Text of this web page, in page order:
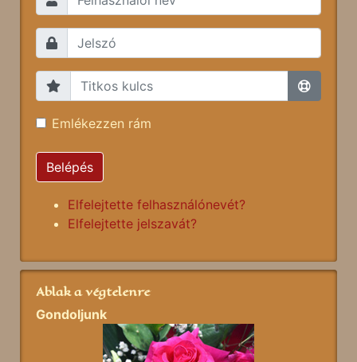
Emlékezzen rám
Belépés
Elfelejtette felhasználónevét?
Elfelejtette jelszavát?
Ablak a végtelenre
Gondoljunk